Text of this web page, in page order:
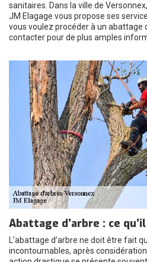
sanitaires. Dans la ville de
JM Elagage vous propose ses
vous voulez procéder à un abattage
contacter pour de plus amples
Abattage d’arbre : ce
L’abattage d’arbre ne doit être fait
incontournables, après